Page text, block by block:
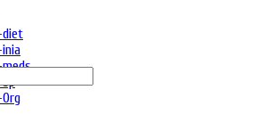
diet
inia
meds
sp